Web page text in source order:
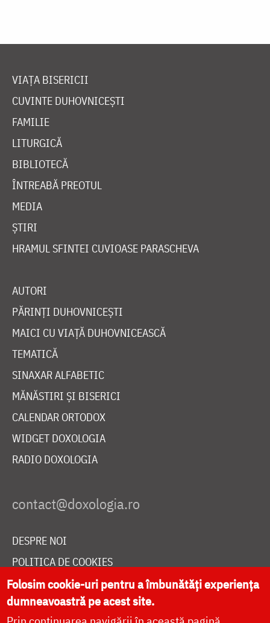
VIAȚA BISERICII
CUVINTE DUHOVNICEȘTI
FAMILIE
LITURGICĂ
BIBLIOTECĂ
ÎNTREABĂ PREOTUL
MEDIA
ȘTIRI
HRAMUL SFINTEI CUVIOASE PARASCHEVA
AUTORI
PĂRINȚI DUHOVNICEȘTI
MAICI CU VIAȚĂ DUHOVNICEASCĂ
TEMATICĂ
SINAXAR ALFABETIC
MĂNĂSTIRI ȘI BISERICI
CALENDAR ORTODOX
WIDGET DOXOLOGIA
RADIO DOXOLOGIA
DESPRE NOI
POLITICA DE COOKIES
DONEAZĂ ONLINE PENTRU CATEDRALA NAȚIONALĂ
Folosim cookie-uri pentru a îmbunătăți experiența
dumneavoastră pe acest site.